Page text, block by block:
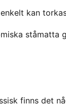
kan
ståmatta
finns det